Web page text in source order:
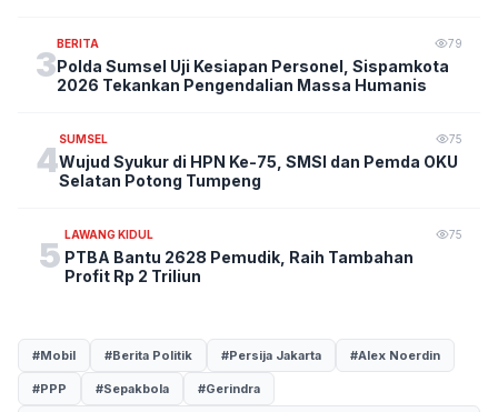
3
BERITA 79
Polda Sumsel Uji Kesiapan Personel, Sispamkota
2026 Tekankan Pengendalian Massa Humanis
4
SUMSEL 75
Wujud Syukur di HPN Ke-75, SMSI dan Pemda OKU
Selatan Potong Tumpeng
5
LAWANG KIDUL 75
PTBA Bantu 2628 Pemudik, Raih Tambahan
Profit Rp 2 Triliun
#Mobil #Berita Politik #Persija Jakarta #Alex Noerdin
#PPP #Sepakbola #Gerindra